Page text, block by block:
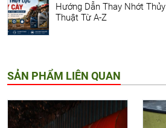
Hướng Dẫn Thay Nhớt
Thuật Từ A-Z
SẢN PHẨM LIÊN QUAN